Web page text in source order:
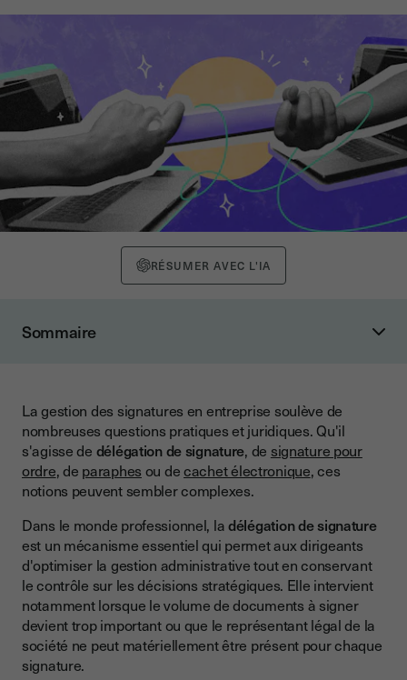
RÉSUMER AVEC L'IA
Sommaire
Conditions pour être délégant
Conditions pour être délégataire
Pourquoi faire une délégation de signature ?
Avantages de la délégation de signature
Exemples concrets de délégations de signature par secteur
Ressources Humaines (RH)
Finance et Comptabilité
Commerce et Ventes
La gestion des signatures en entreprise soulève de
nombreuses questions pratiques et juridiques. Qu'il
s'agisse de délégation de signature, de signature pour
ordre, de paraphes ou decachet électronique, ces
notions peuvent sembler complexes.
Dans le monde professionnel, ladélégation de signature
est un mécanisme essentiel qui permet aux dirigeants
d'optimiser la gestion administrative tout en conservant
le contrôle sur les décisions stratégiques. Elle intervient
notamment lorsque le volume de documents à signer
devient trop important ou que le représentant légal de la
société ne peut matériellement être présent pour chaque
signature.